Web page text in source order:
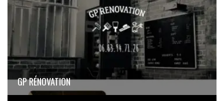
GP RÉNOVATION